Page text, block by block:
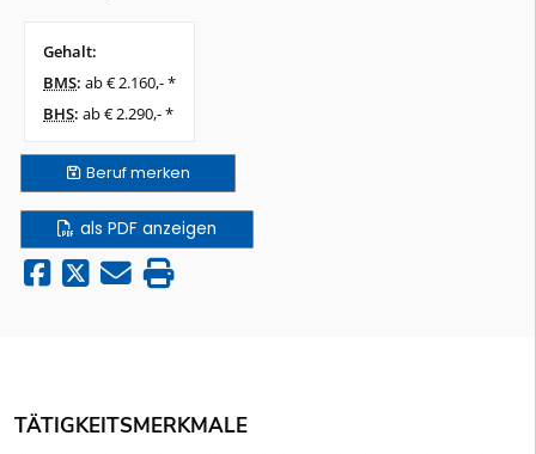
Gehalt:
BMS: ab € 2.160,- *
BHS: ab € 2.290,- *
Berufmerken
als PDF anzeigen
TÄTIGKEITSMERKMALE